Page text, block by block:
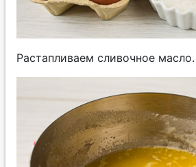
Растапливаем сливочное масло.